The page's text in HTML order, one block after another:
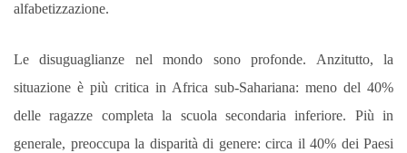
MONDO IN CIFRE
NAVIGANDO IN RETE
alfabetizzazione.
Le disuguaglianze nel mondo sono profonde. Anzitutto, la
situazione è più critica in Africa sub-Sahariana: meno del 40%
delle ragazze completa la scuola secondaria inferiore. Più in
generale, preoccupa la disparità di genere: circa il 40% dei Paesi